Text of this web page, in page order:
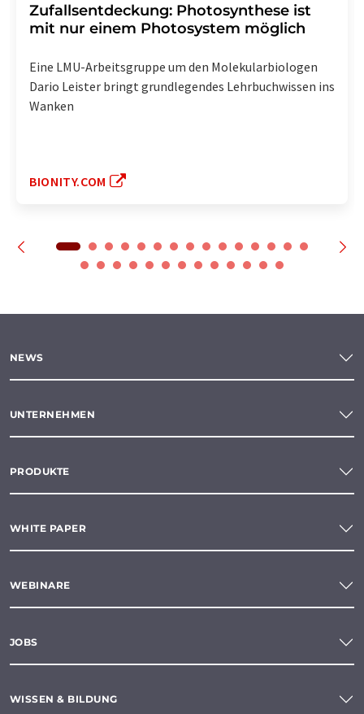
Zufallsentdeckung: Photosynthese ist
mit nur einem Photosystem möglich
Eine LMU-Arbeitsgruppe um den Molekularbiologen
Dario Leister bringt grundlegendes Lehrbuchwissen ins
Wanken
BIONITY.COM
NEWS
UNTERNEHMEN
PRODUKTE
WHITE PAPER
WEBINARE
JOBS
WISSEN & BILDUNG